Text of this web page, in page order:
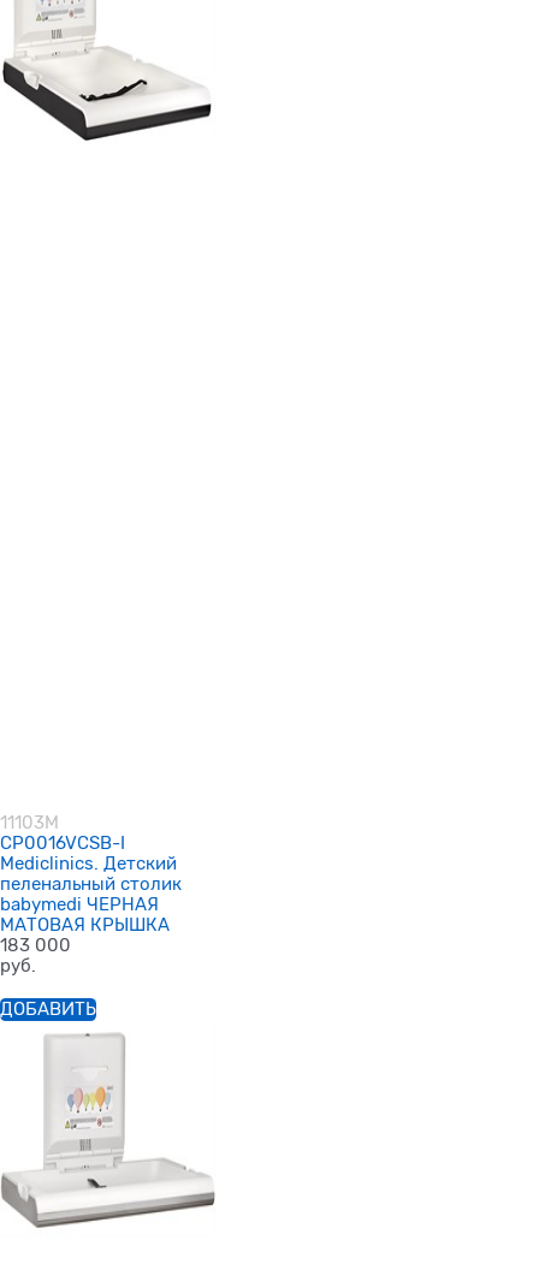
11103M
CP0016VCSB-I
Mediclinics. Детский
пеленальный столик
babymedi ЧЕРНАЯ
МАТОВАЯ КРЫШКА
183 000
руб.
ДОБАВИТЬ